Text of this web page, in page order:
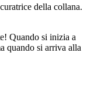
della collana.
Quando si inizia a
quando si arriva alla